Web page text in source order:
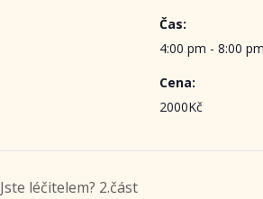
Čas:
4:00 pm - 8:00 pm
Cena:
2000Kč
Jste léčitelem? 2.část